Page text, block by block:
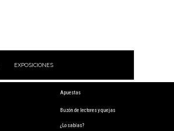
EXPOSICIONES
Apuestas
Buzón de lectores y quejas
¿Lo sabías?